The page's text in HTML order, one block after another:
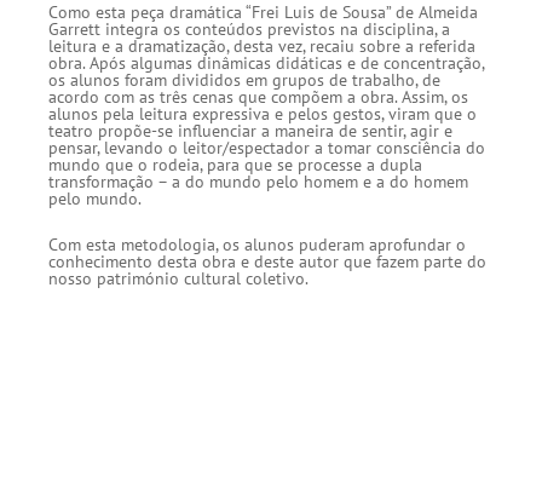
Como esta peça dramática “Frei Luis de Sousa” de Almeida
Garrett integra os conteúdos previstos na disciplina, a
leitura e a dramatização, desta vez, recaiu sobre a referida
obra. Após algumas dinâmicas didáticas e de concentração,
os alunos foram divididos em grupos de trabalho, de
acordo com as três cenas que compõem a obra. Assim, os
alunos pela leitura expressiva e pelos gestos, viram que o
teatro propõe-se influenciar a maneira de sentir, agir e
pensar, levando o leitor/espectador a tomar consciência do
mundo que o rodeia, para que se processe a dupla
transformação – a do mundo pelo homem e a do homem
pelo mundo.
Com esta metodologia, os alunos puderam aprofundar o
conhecimento desta obra e deste autor que fazem parte do
nosso património cultural coletivo.